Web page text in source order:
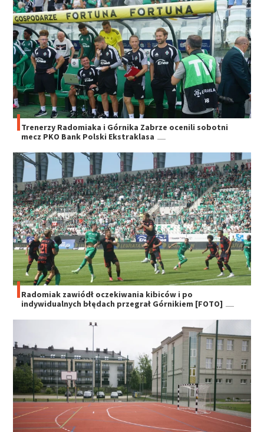
Trenerzy Radomiaka i Górnika Zabrze ocenili sobotni
mecz PKO Bank Polski Ekstraklasa
Radomiak zawiódł oczekiwania kibiców i po
indywidualnych błędach przegrał Górnikiem [FOTO]